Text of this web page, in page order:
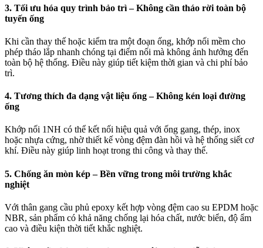
3. Tối ưu hóa quy trình bảo trì – Không cần tháo rời toàn bộ
tuyến ống
Khi cần thay thế hoặc kiểm tra một đoạn ống, khớp nối mềm cho
phép tháo lắp nhanh chóng tại điểm nối mà không ảnh hưởng đến
toàn bộ hệ thống. Điều này giúp tiết kiệm thời gian và chi phí bảo
trì.
4. Tương thích đa dạng vật liệu ống – Không kén loại đường
ống
Khớp nối 1NH có thể kết nối hiệu quả với ống gang, thép, inox
hoặc nhựa cứng, nhờ thiết kế vòng đệm đàn hồi và hệ thống siết cơ
khí. Điều này giúp linh hoạt trong thi công và thay thế.
5. Chống ăn mòn kép – Bền vững trong môi trường khắc
nghiệt
Với thân gang cầu phủ epoxy kết hợp vòng đệm cao su EPDM hoặc
NBR, sản phẩm có khả năng chống lại hóa chất, nước biển, độ ẩm
cao và điều kiện thời tiết khắc nghiệt.